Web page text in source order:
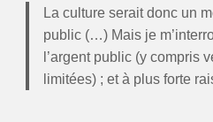
La culture serait donc un
public (…) Mais je
l’argent public (y compris
limitées) ; et à plus forte